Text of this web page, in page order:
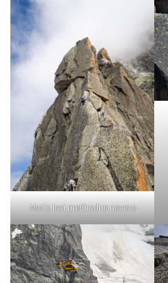
Matic lovi predhodne naveze